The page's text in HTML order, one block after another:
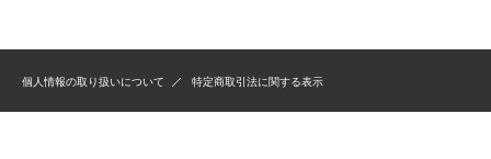
個人情報の取り扱いについて 特定商取引法に関する表示